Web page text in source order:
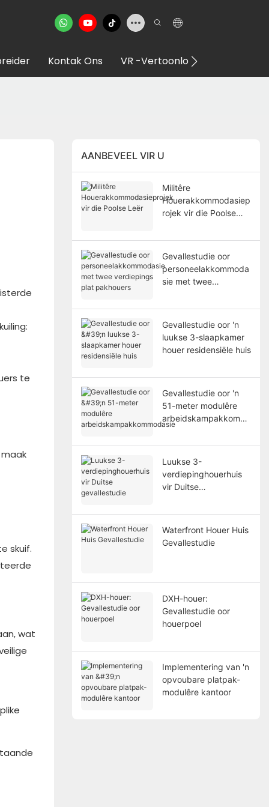
Kontak Ons VR -vertoonlokaal
te
skuif.
wat
AANBEVEEL VIR U
Militêre
Houerakkommodasiep
rojek vir die Poolse
Gevallestudie oor
personeelakkommoda
sie met twee
pakhouers
Gevallestudie oor 'n
luukse 3-slaapkamer
houer residensiële huis
Gevallestudie oor 'n
51-meter modulêre
arbeidskampakkomm
Luukse 3-
verdiepinghouerhuis
vir Duitse
Waterfront Houer Huis
Gevallestudie
DXH-houer:
Gevallestudie oor
houerpoel
Implementering van 'n
opvoubare platpak-
modulêre kantoor